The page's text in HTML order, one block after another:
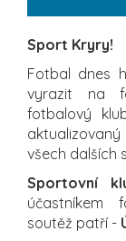
Sport Kryry!
Fotbal dnes
vyrazit na
fotbalový
všech dalších
Sportovní
účastníkem
soutěž patří -